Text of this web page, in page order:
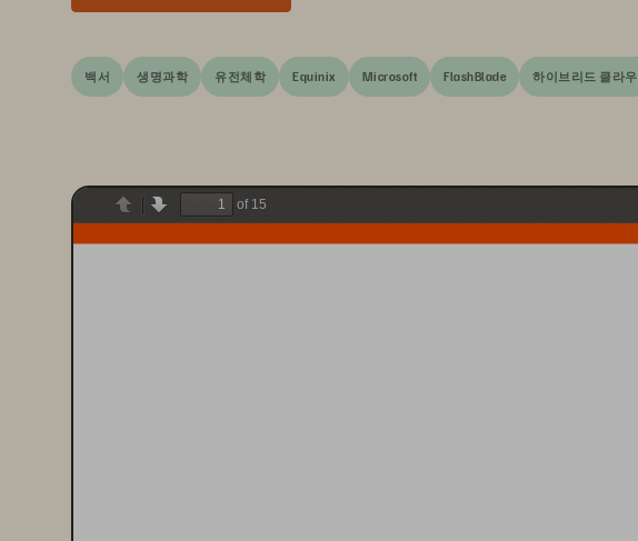
백서 생명과학 유전체학 Equinix Microsoft FlashBlade 하이브리드 클라
PreviousNext
of 15